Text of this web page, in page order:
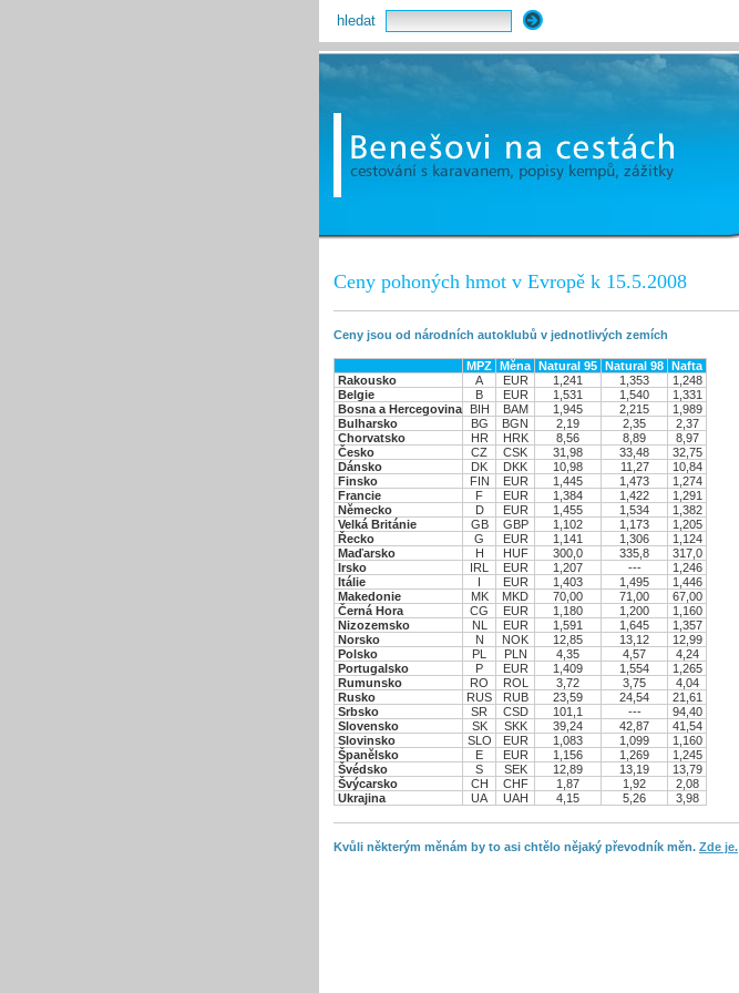
hledat
Ceny pohoných hmot v Evropě k 15.5.2008
Ceny jsou od národních autoklubů v jednotlivých zemích
MPZ Měna Natural 95 Natural 98 Nafta
Rakousko
A EUR 1,241 1,353
1,248
Belgie
B EUR 1,531 1,540
1,331
Bosna a Hercegovina
BIH BAM 1,945 2,215
1,989
Bulharsko
BG BGN 2,19 2,35
2,37
Chorvatsko
HR HRK 8,56 8,89
8,97
Česko
CZ CSK 31,98 33,48
32,75
Dánsko
DK DKK 10,98 11,27
10,84
Finsko
FIN EUR 1,445 1,473
1,274
Francie
F EUR 1,384 1,422
1,291
Německo
D EUR 1,455 1,534
1,382
Velká Británie
GB GBP 1,102 1,173
1,205
Řecko
G EUR 1,141 1,306
1,124
Maďarsko
H HUF 300,0 335,8
317,0
Irsko
IRL EUR 1,207 ---
1,246
Itálie
I EUR 1,403 1,495
1,446
Makedonie
MK MKD 70,00 71,00
67,00
Černá Hora
CG EUR 1,180 1,200
1,160
Nizozemsko
NL EUR 1,591 1,645
1,357
Norsko
N NOK 12,85 13,12
12,99
Polsko
PL PLN 4,35 4,57
4,24
Portugalsko
P EUR 1,409 1,554
1,265
Rumunsko
RO ROL 3,72 3,75
4,04
Rusko
RUS RUB 23,59 24,54
21,61
Srbsko
SR CSD 101,1 ---
94,40
Slovensko
SK SKK 39,24 42,87
41,54
Slovinsko
SLO EUR 1,083 1,099
1,160
Španělsko
E EUR 1,156 1,269
1,245
Švédsko
S SEK 12,89 13,19
13,79
Švýcarsko
CH CHF 1,87 1,92
2,08
Ukrajina
UA UAH 4,15 5,26 3,98
Kvůli některým měnám by to asi chtělo nějaký převodník měn. Zde je.